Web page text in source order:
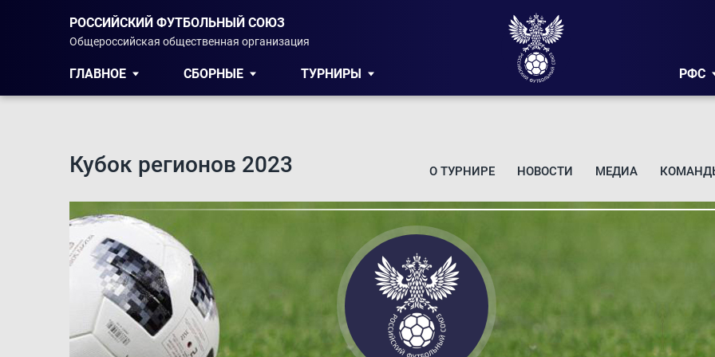
РОССИЙСКИЙ ФУТБОЛЬНЫЙ СОЮЗ
Общероссийская общественная организация
ГЛАВНОЕ СБОРНЫЕ ТУРНИРЫ РФС
Кубок регионов 2023 О ТУРНИРЕ НОВОСТИ МЕДИА